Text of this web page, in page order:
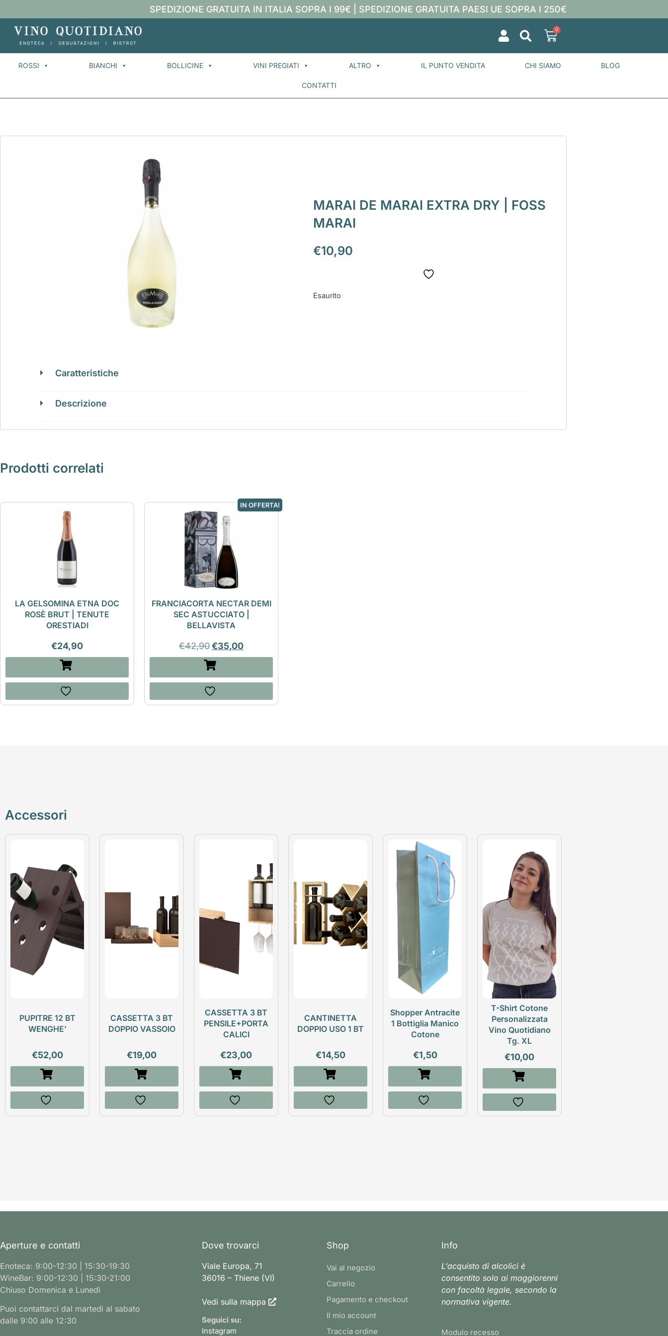
SPEDIZIONE GRATUITA IN ITALIA SOPRA I 99€ | SPEDIZIONE GRATUITA PAESI UE SOPRA I 250€
0
ROSSI BIANCHI BOLLICINE VINI PREGIATI ALTRO IL PUNTO VENDITA CHI SIAMO BLOG
CONTATTI
MARAI DE MARAI EXTRA DRY | FOSS
MARAI
€10,90
Esaurito
Caratteristiche
Descrizione
Prodotti correlati
LA GELSOMINA ETNA DOC
ROSÈ BRUT | TENUTE
ORESTIADI
€24,90
IN OFFERTA!
FRANCIACORTA NECTAR DEMI
SEC ASTUCCIATO |
BELLAVISTA
€42,90€35,00
Accessori
PUPITRE 12 BT
WENGHE’
€52,00
CASSETTA 3 BT
DOPPIO VASSOIO
€19,00
CASSETTA 3 BT
PENSILE+PORTA
CALICI
€23,00
CANTINETTA
DOPPIO USO 1 BT
€14,50
Shopper Antracite
1 Bottiglia Manico
Cotone
€1,50
T-Shirt Cotone
Personalizzata
Vino Quotidiano
Tg. XL
€10,00
Aperture e contatti
Enoteca: 9:00-12:30 | 15:30-19:30
WineBar: 9:00-12:30 | 15:30-21:00
Chiuso Domenica e Lunedì
Puoi contattarci dal martedì al sabato
dalle 9:00 alle 12:30
Dove trovarci
Viale Europa, 71
36016 – Thiene (VI)
Vedi sulla mappa
Seguici su:
Instagram
Shop
Vai al negozio
Carrello
Pagamento e checkout
Il mio account
Traccia ordine
Info
L’acquisto di alcolici è
consentito solo ai maggiorenni
con facoltà legale, secondo la
normativa vigente.
Modulo recesso